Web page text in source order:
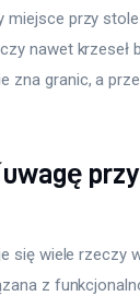
miejsce przy stole
nawet krzeseł
zna granic, a
się wiele rzeczy
z